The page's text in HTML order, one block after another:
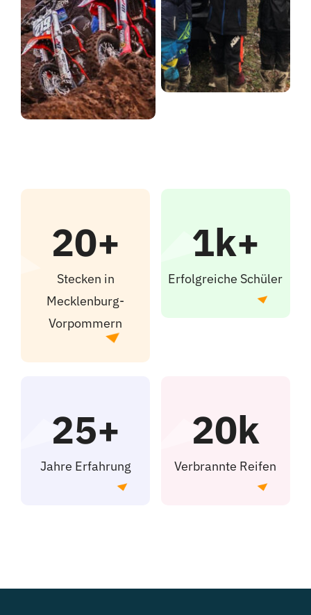
20+
Stecken in
Mecklenburg-
Vorpommern
1k+
Erfolgreiche Schüler
25+
Jahre Erfahrung
20k
Verbrannte Reifen